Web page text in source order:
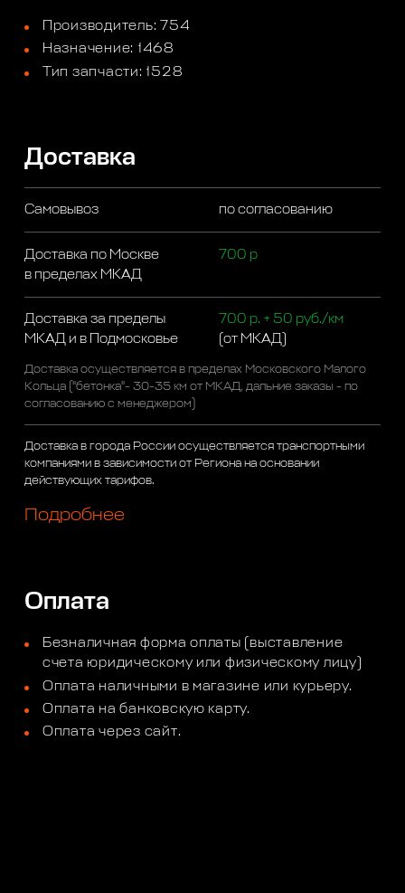
Производитель: 754
Назначение: 1468
Тип запчасти: 1528
Доставка
Самовывоз по согласованию
Доставка по Москве
в пределах МКАД
700 р
Доставка за пределы
МКАД и в Подмосковье
700 р. + 50 руб./км
(от МКАД)
Доставка осуществляется в пределах Московского Малого
Кольца ("бетонка"- 30-35 км от МКАД, дальние заказы - по
согласованию с менеджером)
Доставка в города России осуществляется транспортными
компаниями в зависимости от Региона на основании
действующих тарифов.
Подробнее
Оплата
Безналичная форма оплаты (выставление
счета юридическому или физическому лицу)
Оплата наличными в магазине или курьеру.
Оплата на банковскую карту.
Оплата через сайт.